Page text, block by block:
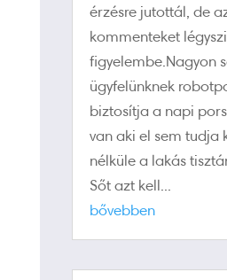
érzésre jutottál, de
kommenteket
figyelembe.Nagyon
ügyfelünknek
biztosítja a napi
van aki el sem tudja
nélküle a lakás
Sőt azt kell...
bővebben